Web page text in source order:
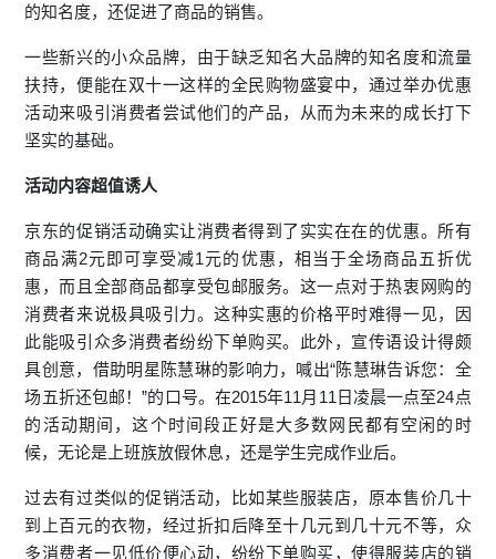
的知名度，还促进了商品的销售。
一些新兴的小众品牌，由于缺乏知名大品牌的知名度和流量
扶持，便能在双十一这样的全民购物盛宴中，通过举办优惠
活动来吸引消费者尝试他们的产品，从而为未来的成长打下
坚实的基础。
活动内容超值诱人
京东的促销活动确实让消费者得到了实实在在的优惠。所有
商品满2元即可享受减1元的优惠，相当于全场商品五折优
惠，而且全部商品都享受包邮服务。这一点对于热衷网购的
消费者来说极具吸引力。这种实惠的价格平时难得一见，因
此能吸引众多消费者纷纷下单购买。此外，宣传语设计得颇
具创意，借助明星陈慧琳的影响力，喊出“陈慧琳告诉您：全
场五折还包邮！”的口号。在2015年11月11日凌晨一点至24点
的活动期间，这个时间段正好是大多数网民都有空闲的时
候，无论是上班族放假休息，还是学生完成作业后。
过去有过类似的促销活动，比如某些服装店，原本售价几十
到上百元的衣物，经过折扣后降至十几元到几十元不等，众
多消费者一见低价便心动，纷纷下单购买，使得服装店的销